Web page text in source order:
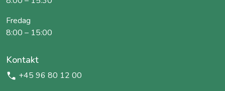
Fredag
8:00 – 15:00
Kontakt
+45 96 80 12 00